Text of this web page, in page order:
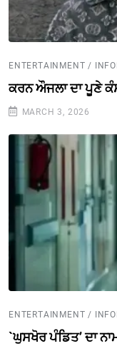
ENTERTAINMENT /
ਕਰਨ ਔਜਲਾ ਦਾ ਪੂਣੇ
MARCH 3, 2026
ENTERTAINMENT /
`ਘੁਸਖੋਰ ਪੰਡਿਤ’ ਦਾ